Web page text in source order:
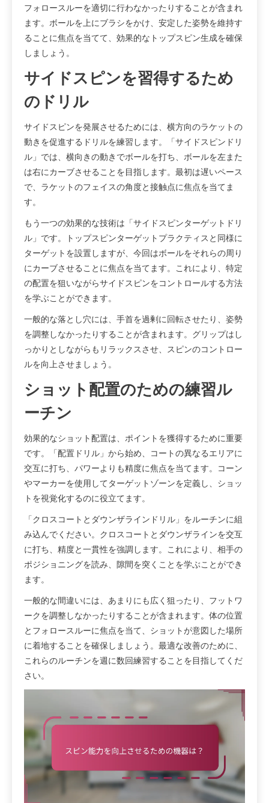
フォロースルーを適切に行わなかったりすることが含まれ
ます。ボールを上にブラシをかけ、安定した姿勢を維持す
ることに焦点を当てて、効果的なトップスピン生成を確保
しましょう。
サイドスピンを習得するため
のドリル
サイドスピンを発展させるためには、横方向のラケットの
動きを促進するドリルを練習します。「サイドスピンドリ
ル」では、横向きの動きでボールを打ち、ボールを左また
は右にカーブさせることを目指します。最初は遅いペース
で、ラケットのフェイスの角度と接触点に焦点を当てま
す。
もう一つの効果的な技術は「サイドスピンターゲットドリ
ル」です。トップスピンターゲットプラクティスと同様に
ターゲットを設置しますが、今回はボールをそれらの周り
にカーブさせることに焦点を当てます。これにより、特定
の配置を狙いながらサイドスピンをコントロールする方法
を学ぶことができます。
一般的な落とし穴には、手首を過剰に回転させたり、姿勢
を調整しなかったりすることが含まれます。グリップはし
っかりとしながらもリラックスさせ、スピンのコントロー
ルを向上させましょう。
ショット配置のための練習ル
ーチン
効果的なショット配置は、ポイントを獲得するために重要
です。「配置ドリル」から始め、コートの異なるエリアに
交互に打ち、パワーよりも精度に焦点を当てます。コーン
やマーカーを使用してターゲットゾーンを定義し、ショッ
トを視覚化するのに役立てます。
「クロスコートとダウンザラインドリル」をルーチンに組
み込んでください。クロスコートとダウンザラインを交互
に打ち、精度と一貫性を強調します。これにより、相手の
ポジショニングを読み、隙間を突くことを学ぶことができ
ます。
一般的な間違いには、あまりにも広く狙ったり、フットワ
ークを調整しなかったりすることが含まれます。体の位置
とフォロースルーに焦点を当て、ショットが意図した場所
に着地することを確保しましょう。最適な改善のために、
これらのルーチンを週に数回練習することを目指してくだ
さい。